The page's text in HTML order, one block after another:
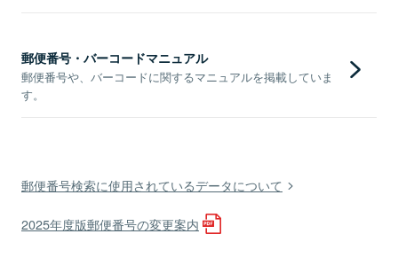
郵便番号・バーコードマニュアル
郵便番号や、バーコードに関するマニュアルを掲載していま
す。
郵便番号検索に使用されているデータについて
2025年度版郵便番号の変更案内